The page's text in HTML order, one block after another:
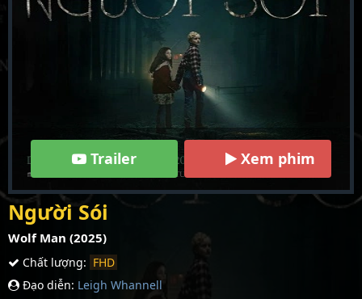
Trailer Xem phim
Người Sói
Wolf Man (2025)
Chất lượng: FHD
Đạo diễn: Leigh Whannell